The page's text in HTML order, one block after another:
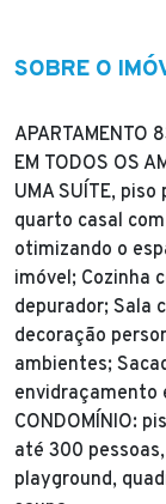
SOBRE O
APARTAMENTO
EM TODOS OS
UMA SUÍTE,
quarto casal
otimizando o
imóvel; Cozinha
depurador; Sala
decoração
ambientes;
envidraçamento
CONDOMÍNIO:
até 300
playground,